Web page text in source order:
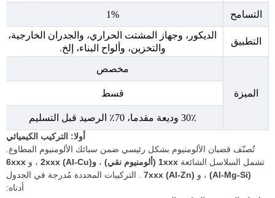
التسامح
1%
التطبيق
الديكور، وجهاز المشتت الحراري، والجدران الخارجية،
والتخزين، وألواح البناء، إلخ.
الميزة
مخصص
قسط
30٪ وديعة مقدما، 70٪ الرصيد قبل التسليم
أولا: التركيب الكيميائي
تُصنّف قضبان الألومنيوم بشكل رئيسي ضمن سبائك الألومنيوم المطاوع.
تشمل السلاسل الشائعة 1xxx (ألومنيوم نقي) ، و2xxx (Al-Cu) ، و 6xxx
(Al-Mg-Si) ، و 7xxx (Al-Zn)
. التركيبات المحددة مُدرجة في الجدول
أدناه: